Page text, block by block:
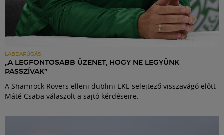
LABDARÚGÁS
„A LEGFONTOSABB ÜZENET, HOGY NE LEGYÜNK
PASSZÍVAK”
A Shamrock Rovers elleni dublini EKL-selejtező visszavágó előtt
Máté Csaba válaszolt a sajtó kérdéseire.